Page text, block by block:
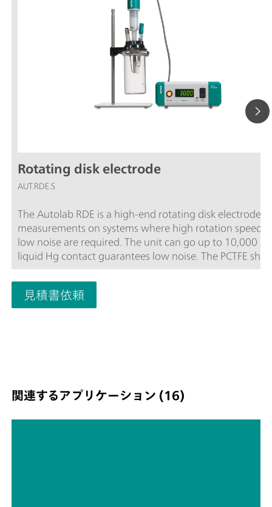
Rotating disk electrode
AUT.RDE.S
The Autolab RDE is a high-end rotating disk electrode
measurements on systems where high rotation speed
low noise are required. The unit can go up to 10,000
liquid Hg contact guarantees low noise. The PCTFE
been designed to fit in Metrohm cell vessels, but also
most other electrochemical cells. The tip diameter is 10
with an active surface diameter of 3 mm or 5 mm.The
見積書依頼
関連するアプリケーション (16)